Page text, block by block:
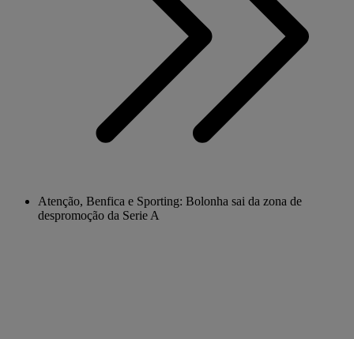
Atenção, Benfica e Sporting: Bolonha sai da zona de
despromoção da Serie A